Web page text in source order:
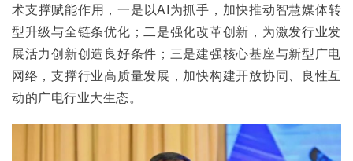
术支撑赋能作用，一是以AI为抓手，加快推动智慧媒体转
型升级与全链条优化；二是强化改革创新，为激发行业发
展活力创新创造良好条件；三是建强核心基座与新型广电
网络，支撑行业高质量发展，加快构建开放协同、良性互
动的广电行业大生态。